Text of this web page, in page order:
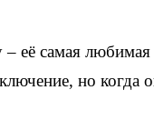
её самая
но когда